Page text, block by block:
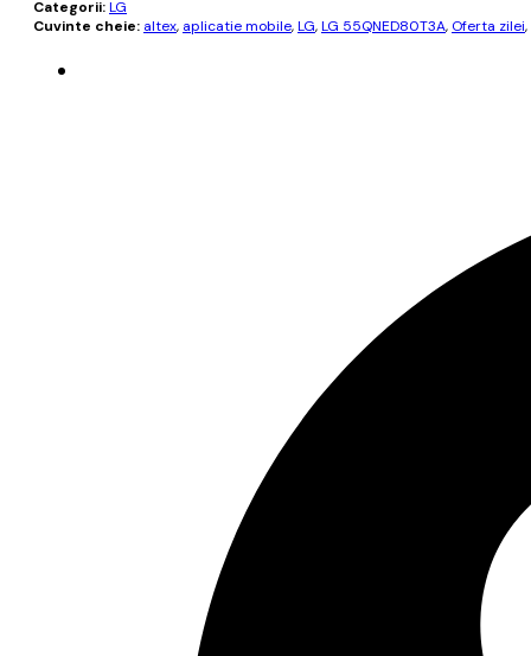
Categorii:LG
Cuvinte cheie: altex, aplicatie mobile,LG,LG 55QNED80T3A, Oferta zilei,